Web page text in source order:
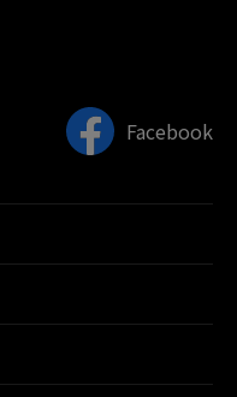
Facebook